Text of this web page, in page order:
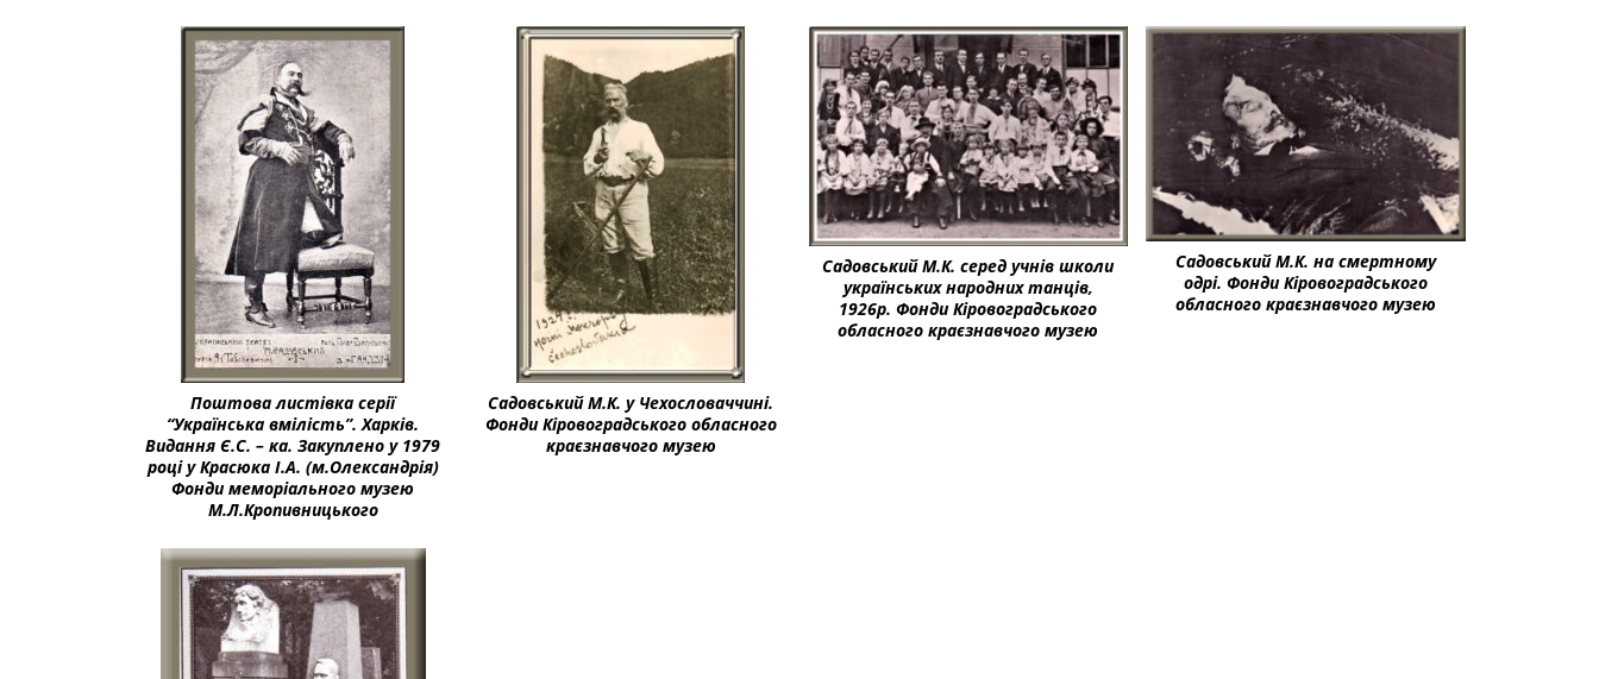
Поштова листівка серії
“Українська вмілість”. Харків.
Видання Є.С. – ка. Закуплено у 1979
році у Красюка І.А. (м.Олександрія)
Фонди меморіального музею
М.Л.Кропивницького
Садовський М.К. у Чехословаччині.
Фонди Кіровоградського обласного
краєзнавчого музею
Садовський М.К. серед учнів школи
українських народних танців,
1926р. Фонди Кіровоградського
обласного краєзнавчого музею
Садовський М.К. на смертному
одрі. Фонди Кіровоградського
обласного краєзнавчого музею